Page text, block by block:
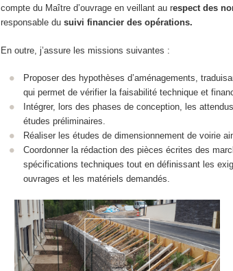
compte du Maître d’ouvrage en veillant au respect des
responsable dusuivi financier des opérations.
En outre, j’assure les missions suivantes :
Proposer des hypothèses d’aménagements,
qui permet de vérifier la faisabilité technique et
Intégrer, lors des phases de conception, les
études préliminaires.
Réaliser les études de dimensionnement de voirie
Coordonner la rédaction des pièces écrites des
spécifications techniques tout en définissant les
ouvrages et les matériels demandés.